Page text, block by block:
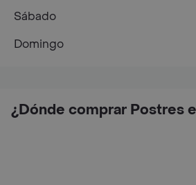
¿Dónde comprar Postres
Sábado
Domingo